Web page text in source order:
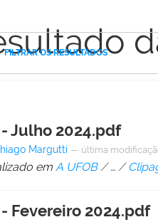
FILTRAR OS RESULTADOS
Julho 2024.pdf
Margutti — última
em A UFOB /…/
Fevereiro 2024.pdf